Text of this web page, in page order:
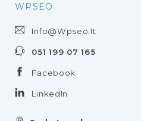
WPSEO
Info@wpseo.it
051 199 07 165
Facebook
LinkedIn